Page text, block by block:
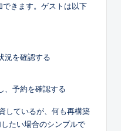
きます。ゲストは以下
況を確認する
、予約を確認する
しているが、何も再構築
たい場合のシンプルで